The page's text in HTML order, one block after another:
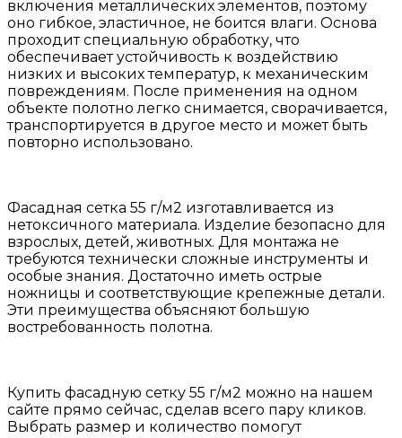
включения металлических элементов, поэтому
оно гибкое, эластичное, не боится влаги. Основа
проходит специальную обработку, что
обеспечивает устойчивость к воздействию
низких и высоких температур, к механическим
повреждениям. После применения на одном
объекте полотно легко снимается, сворачивается,
транспортируется в другое место и может быть
повторно использовано.
Фасадная сетка 55 г/м2 изготавливается из
нетоксичного материала. Изделие безопасно для
взрослых, детей, животных. Для монтажа не
требуются технически сложные инструменты и
особые знания. Достаточно иметь острые
ножницы и соответствующие крепежные детали.
Эти преимущества объясняют большую
востребованность полотна.
Купить фасадную сетку 55 г/м2 можно на нашем
сайте прямо сейчас, сделав всего пару кликов.
Выбрать размер и количество помогут